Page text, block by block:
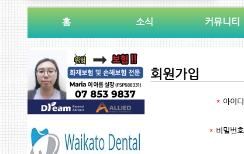
홈 소식 커뮤니티
회원가입
* 아이디
* 비밀번호